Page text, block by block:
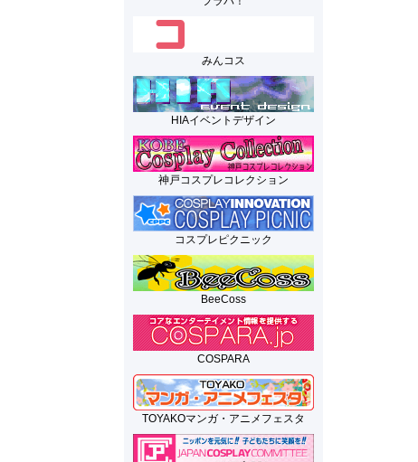
みんコス
HIAイベントデザイン
神戸コスプレコレクション
コスプレピクニック
BeeCoss
COSPARA
TOYAKOマンガ・アニメフェスタ